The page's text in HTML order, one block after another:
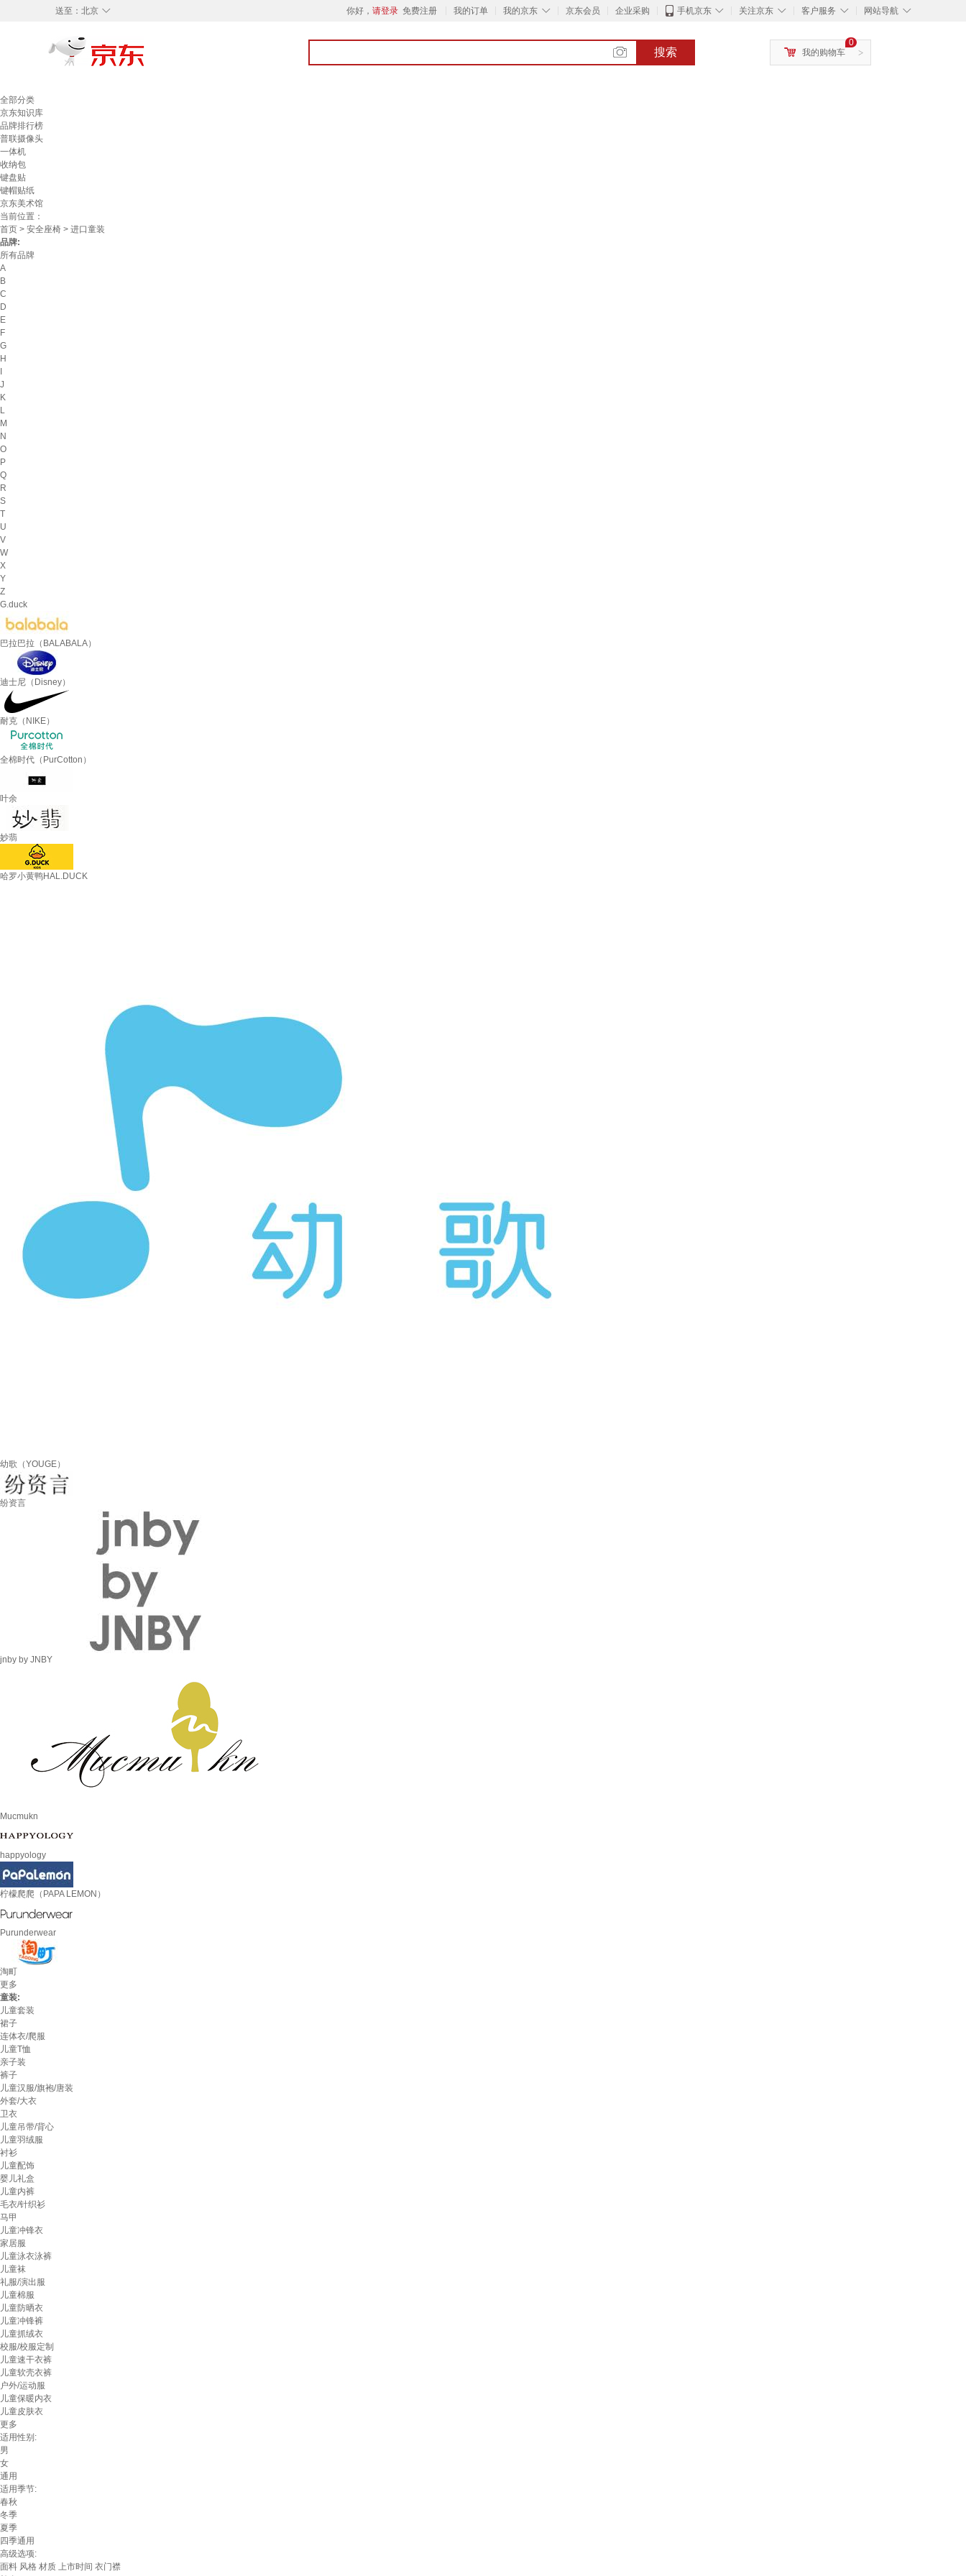
◇
送至： 北京 你好， 请登录 免费注册 我的订单 ◇
我的京东 京东会员 企业采购 ◇
手机京东 ◇
关注京东 ◇
客户服务 ◇
网站导航
搜索 >
0
我的购物车
全部分类
京东知识库
品牌排行榜
普联摄像头
一体机
收纳包
键盘贴
键帽贴纸
京东美术馆
当前位置：
首页 > 安全座椅 > 进口童装
品牌:
所有品牌
A
B
C
D
E
F
G
H
J
K
L
M
N
O
P
Q
R
S
T
U
V
W
X
Y
Z
G.duck
巴拉巴拉（BALABALA）
迪士尼（Disney）
耐克（NIKE）
全棉时代（PurCotton）
叶余
妙翡
哈罗小黄鸭HAL.DUCK
幼歌（YOUGE）
纷资言
jnby by JNBY
Mucmukn
happyology
柠檬爬爬（PAPA LEMON）
Purunderwear
淘町
更多
童装:
儿童套装
裙子
连体衣/爬服
儿童T恤
亲子装
裤子
儿童汉服/旗袍/唐装
外套/大衣
卫衣
儿童吊带/背心
儿童羽绒服
衬衫
儿童配饰
婴儿礼盒
儿童内裤
毛衣/针织衫
马甲
儿童冲锋衣
家居服
儿童泳衣泳裤
儿童袜
礼服/演出服
儿童棉服
儿童防晒衣
儿童冲锋裤
儿童抓绒衣
校服/校服定制
儿童速干衣裤
儿童软壳衣裤
户外/运动服
儿童保暖内衣
儿童皮肤衣
更多
适用性别:
男
女
通用
适用季节:
春秋
冬季
夏季
四季通用
高级选项:
面料 风格 材质 上市时间 衣门襟